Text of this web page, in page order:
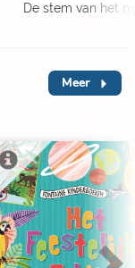
De stem van het
Meer